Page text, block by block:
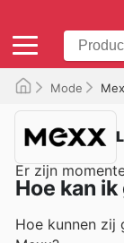
Mode
Er zijn
Hoe kan
Hoe kunnen zij